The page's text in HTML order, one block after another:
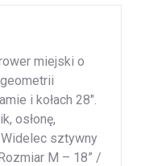
miejski o
i kołach 28″.
osłonę,
sztywny
M – 18” /